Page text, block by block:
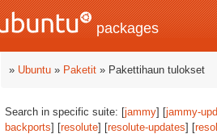
packages
» Ubuntu » Paketit » Pakettihaun tulokset
Search in specific suite: [jammy] [jammy-
backports] [resolute] [resolute-updates] [